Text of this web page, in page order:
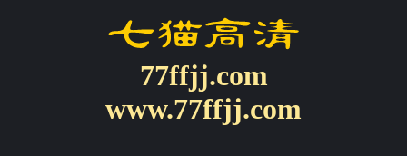
77ffjj.com
www.77ffjj.com